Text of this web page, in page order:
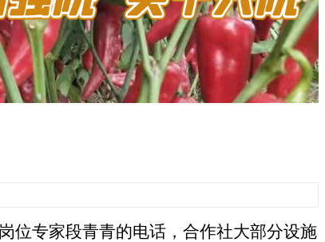
位专家段青青的电话，合作社大部分设施